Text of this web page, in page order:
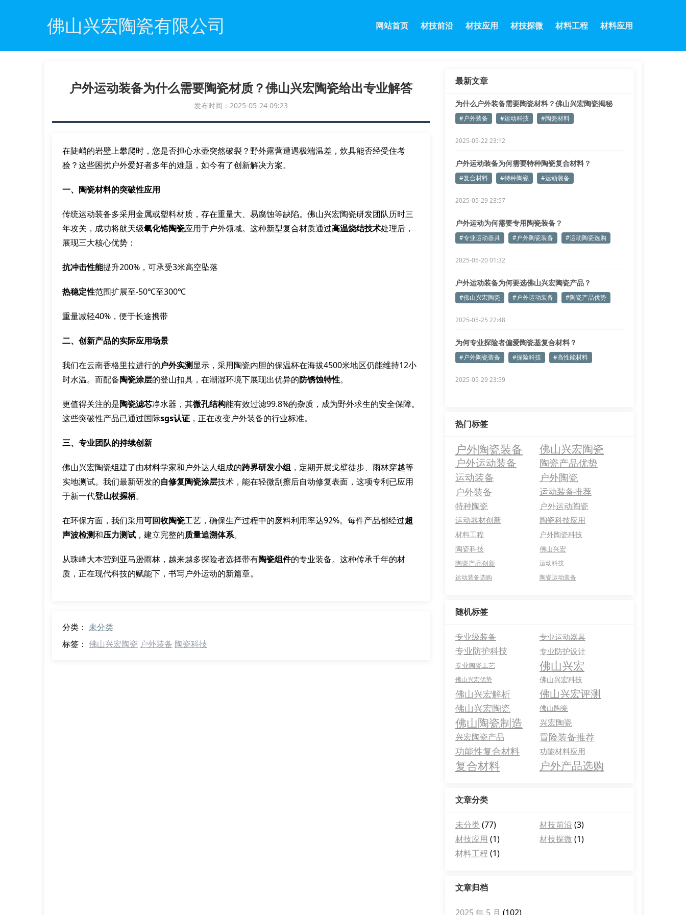
佛山兴宏陶瓷有限公司 网站首页 材技前沿 材技应用 材技探微 材料工程 材料应用
户外运动装备为什么需要陶瓷材质？佛山兴宏陶瓷给出专业解答
发布时间：2025-05-24 09:23
在陡峭的岩壁上攀爬时，您是否担心水壶突然破裂？野外露营遭遇极端温差，炊具能否经受住考
验？这些困扰户外爱好者多年的难题，如今有了创新解决方案。
一、陶瓷材料的突破性应用
传统运动装备多采用金属或塑料材质，存在重量大、易腐蚀等缺陷。佛山兴宏陶瓷研发团队历时三
年攻关，成功将航天级氧化锆陶瓷应用于户外领域。这种新型复合材质通过高温烧结技术处理后，
展现三大核心优势：
抗冲击性能提升200%，可承受3米高空坠落
热稳定性范围扩展至-50℃至300℃
重量减轻40%，便于长途携带
二、创新产品的实际应用场景
我们在云南香格里拉进行的户外实测显示，采用陶瓷内胆的保温杯在海拔4500米地区仍能维持12小
时水温。而配备陶瓷涂层的登山扣具，在潮湿环境下展现出优异的防锈蚀特性。
更值得关注的是陶瓷滤芯净水器，其微孔结构能有效过滤99.8%的杂质，成为野外求生的安全保障。
这些突破性产品已通过国际sgs认证 ，正在改变户外装备的行业标准。
三、专业团队的持续创新
佛山兴宏陶瓷组建了由材料学家和户外达人组成的跨界研发小组 ，定期开展戈壁徒步、雨林穿越等
实地测试。我们最新研发的自修复陶瓷涂层技术，能在轻微刮擦后自动修复表面，这项专利已应用
于新一代登山杖握柄。
在环保方面，我们采用可回收陶瓷工艺，确保生产过程中的废料利用率达92%。每件产品都经过超
声波检测和压力测试 ，建立完整的质量追溯体系。
从珠峰大本营到亚马逊雨林，越来越多探险者选择带有陶瓷组件的专业装备。这种传承千年的材
质，正在现代科技的赋能下，书写户外运动的新篇章。
分类： 未分类
标签： 佛山兴宏陶瓷 户外装备 陶瓷科技
最新文章
为什么户外装备需要陶瓷材料？佛山兴宏陶瓷揭秘
#户外装备 #运动科技 #陶瓷材料
2025-05-22 23:12
户外运动装备为何需要特种陶瓷复合材料？
#复合材料 #特种陶瓷 #运动装备
2025-05-29 23:57
户外运动为何需要专用陶瓷装备？
#专业运动器具 #户外陶瓷装备 #运动陶瓷选购
2025-05-20 01:32
户外运动装备为何要选佛山兴宏陶瓷产品？
#佛山兴宏陶瓷 #户外运动装备 #陶瓷产品优势
2025-05-25 22:48
为何专业探险者偏爱陶瓷基复合材料？
#户外陶瓷装备 #探险科技 #高性能材料
2025-05-29 23:59
热门标签
户外陶瓷装备 佛山兴宏陶瓷
户外运动装备 陶瓷产品优势
运动装备
户外陶瓷
户外装备
运动装备推荐
特种陶瓷 户外运动陶瓷
运动器材创新 陶瓷科技应用
材料工程
户外陶瓷科技
陶瓷科技
佛山兴宏
陶瓷产品创新
运动科技
运动装备选购
陶瓷运动装备
随机标签
专业级装备 专业运动器具
专业防护科技 专业防护设计
专业陶瓷工艺 佛山兴宏
佛山兴宏优势 佛山兴宏科技
佛山兴宏解析 佛山兴宏评测
佛山兴宏陶瓷 佛山陶瓷
佛山陶瓷制造
兴宏陶瓷
兴宏陶瓷产品
冒险装备推荐
功能性复合材料
功能材料应用
复合材料 户外产品选购
文章分类
未分类(77) 材技前沿 (3)
材技应用 (1) 材技探微 (1)
材料工程 (1)
文章归档
2025 年 5 月 (102)